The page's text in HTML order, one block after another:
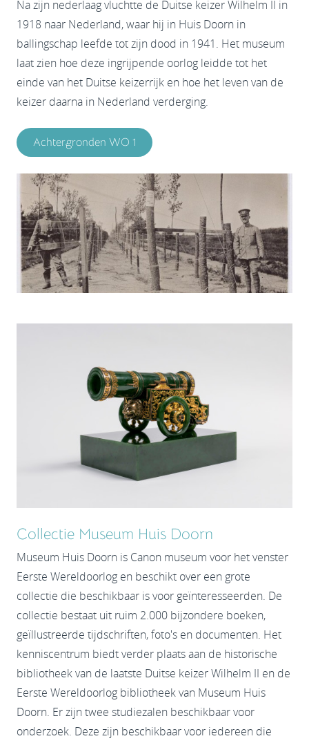
Na zijn nederlaag vluchtte de Duitse keizer Wilhelm II in
1918 naar Nederland, waar hij in Huis Doorn in
ballingschap leefde tot zijn dood in 1941. Het museum
laat zien hoe deze ingrijpende oorlog leidde tot het
einde van het Duitse keizerrijk en hoe het leven van de
keizer daarna in Nederland verderging.
Achtergronden WO 1
Collectie Museum Huis Doorn
Museum Huis Doorn is Canon museum voor het venster
Eerste Wereldoorlog en beschikt over een grote
collectie die beschikbaar is voor geïnteresseerden. De
collectie bestaat uit ruim 2.000 bijzondere boeken,
geïllustreerde tijdschriften, foto's en documenten. Het
kenniscentrum biedt verder plaats aan de historische
bibliotheek van de laatste Duitse keizer Wilhelm II en de
Eerste Wereldoorlog bibliotheek van Museum Huis
Doorn. Er zijn twee studiezalen beschikbaar voor
onderzoek. Deze zijn beschikbaar voor iedereen die